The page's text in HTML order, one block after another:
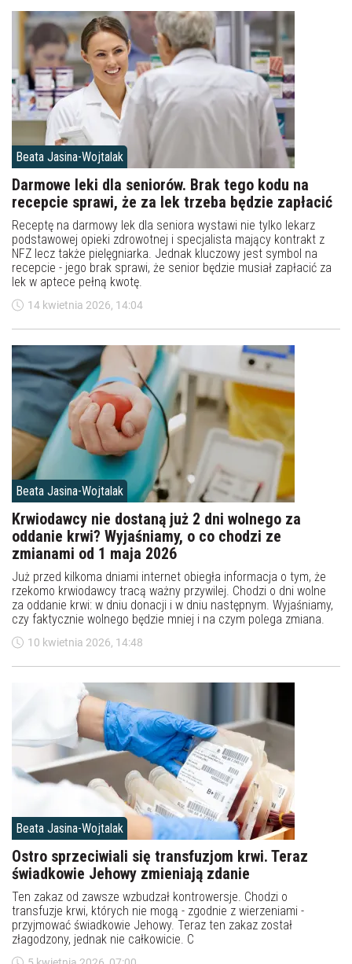
Beata Jasina-Wojtalak
Darmowe leki dla seniorów. Brak tego kodu na
recepcie sprawi, że za lek trzeba będzie zapłacić
Receptę na darmowy lek dla seniora wystawi nie tylko lekarz
podstawowej opieki zdrowotnej i specjalista mający kontrakt z
NFZ lecz także pielęgniarka. Jednak kluczowy jest symbol na
recepcie - jego brak sprawi, że senior będzie musiał zapłacić za
lek w aptece pełną kwotę.
14 kwietnia 2026, 14:04
Beata Jasina-Wojtalak
Krwiodawcy nie dostaną już 2 dni wolnego za
oddanie krwi? Wyjaśniamy, o co chodzi ze
zmianami od 1 maja 2026
Już przed kilkoma dniami internet obiegła informacja o tym, że
rzekomo krwiodawcy tracą ważny przywilej. Chodzi o dni wolne
za oddanie krwi: w dniu donacji i w dniu następnym. Wyjaśniamy,
czy faktycznie wolnego będzie mniej i na czym polega zmiana.
10 kwietnia 2026, 14:48
Beata Jasina-Wojtalak
Ostro sprzeciwiali się transfuzjom krwi. Teraz
świadkowie Jehowy zmieniają zdanie
Ten zakaz od zawsze wzbudzał kontrowersje. Chodzi o
transfuzje krwi, których nie mogą - zgodnie z wierzeniami -
przyjmować świadkowie Jehowy. Teraz ten zakaz został
złagodzony, jednak nie całkowicie. C